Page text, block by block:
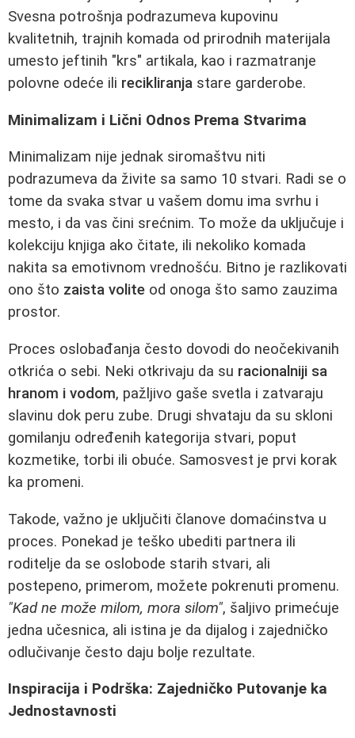
Svesna potrošnja podrazumeva kupovinu
kvalitetnih, trajnih komada od prirodnih materijala
umesto jeftinih "krs" artikala, kao i razmatranje
polovne odeće ili recikliranja stare garderobe.
Minimalizam i Lični Odnos Prema Stvarima
Minimalizam nije jednak siromaštvu niti
podrazumeva da živite sa samo 10 stvari. Radi se o
tome da svaka stvar u vašem domu ima svrhu i
mesto, i da vas čini srećnim. To može da uključuje i
kolekciju knjiga ako čitate, ili nekoliko komada
nakita sa emotivnom vrednošću. Bitno je razlikovati
ono što zaista volite od onoga što samo zauzima
prostor.
Proces oslobađanja često dovodi do neočekivanih
otkrića o sebi. Neki otkrivaju da su racionalniji sa
hranom i vodom, pažljivo gaše svetla i zatvaraju
slavinu dok peru zube. Drugi shvataju da su skloni
gomilanju određenih kategorija stvari, poput
kozmetike, torbi ili obuće. Samosvest je prvi korak
ka promeni.
Takode, važno je uključiti članove domaćinstva u
proces. Ponekad je teško ubediti partnera ili
roditelje da se oslobode starih stvari, ali
postepeno, primerom, možete pokrenuti promenu.
"Kad ne može milom, mora silom", šaljivo primećuje
jedna učesnica, ali istina je da dijalog i zajedničko
odlučivanje često daju bolje rezultate.
Inspiracija i Podrška: Zajedničko Putovanje ka
Jednostavnosti